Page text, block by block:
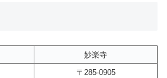
妙楽寺
〒285-0905